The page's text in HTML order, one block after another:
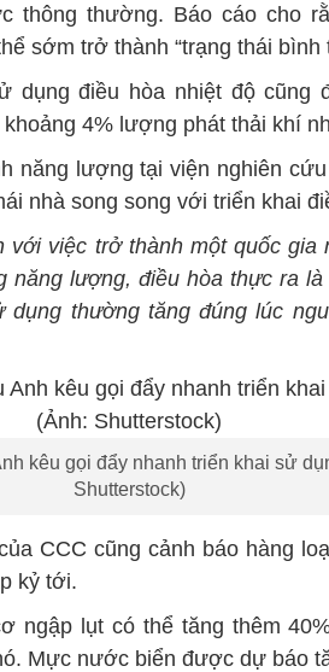
thông thường. Báo cáo cho
sớm trở thành “trạng thái bình
dụng điều hòa nhiệt độ cũng
4% lượng phát thải khí
năng lượng tại viện nghiên
nhà song song với triển khai
với việc trở thành một quốc gia
năng lượng, điều hòa thực ra
thường tăng đúng lúc
kêu gọi đẩy nhanh triển khai sử
Shutterstock)
CCC cũng cảnh báo hàng
kỷ tới.
ngập lụt có thể tăng thêm
Mực nước biển được dự báo